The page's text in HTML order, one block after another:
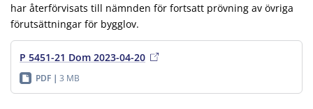
har återförvisats till nämnden för fortsatt prövning av övriga
förutsättningar för bygglov.
P 5451-21 Dom 2023-04-20
PDF 3 MB